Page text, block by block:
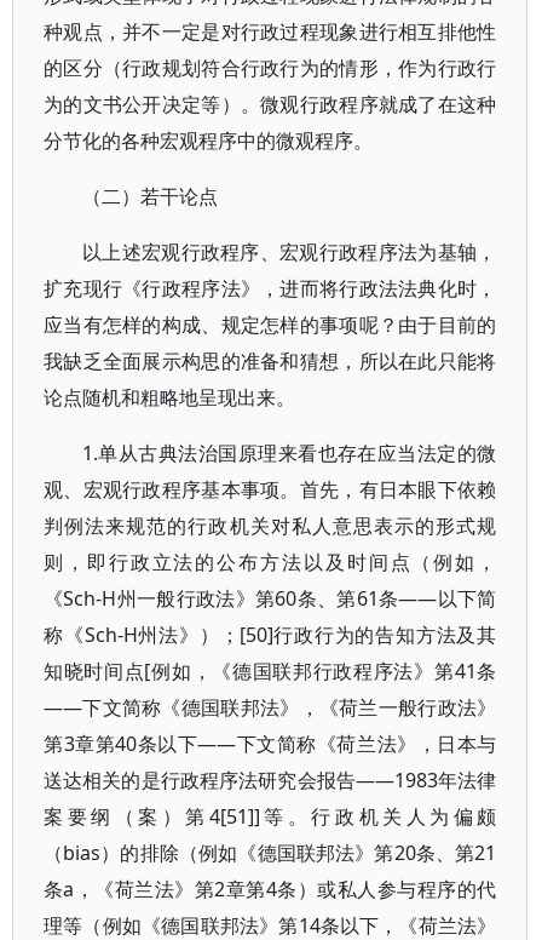
种观点，并不一定是对行政过程现象进行相互排他性
的区分（行政规划符合行政行为的情形，作为行政行
为的文书公开决定等）。微观行政程序就成了在这种
分节化的各种宏观程序中的微观程序。
（二）若干论点
以上述宏观行政程序、宏观行政程序法为基轴，
扩充现行《行政程序法》，进而将行政法法典化时，
应当有怎样的构成、规定怎样的事项呢？由于目前的
我缺乏全面展示构思的准备和猜想，所以在此只能将
论点随机和粗略地呈现出来。
1.单从古典法治国原理来看也存在应当法定的微
观、宏观行政程序基本事项。首先，有日本眼下依赖
判例法来规范的行政机关对私人意思表示的形式规
则，即行政立法的公布方法以及时间点（例如，
《Sch-H州一般行政法》第60条、第61条——以下简
称《Sch-H州法》）；[50]行政行为的告知方法及其
知晓时间点[例如，《德国联邦行政程序法》第41条
——下文简称《德国联邦法》，《荷兰一般行政法》
第3章第40条以下——下文简称《荷兰法》，日本与
送达相关的是行政程序法研究会报告——1983年法律
案要纲（案）第4[51]]等。行政机关人为偏颇
（bias）的排除（例如《德国联邦法》第20条、第21
条a，《荷兰法》第2章第4条）或私人参与程序的代
理等（例如《德国联邦法》第14条以下，《荷兰法》